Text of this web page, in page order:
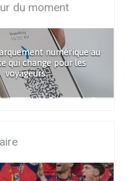
du moment
numérique au
qui change pour les
voyageurs